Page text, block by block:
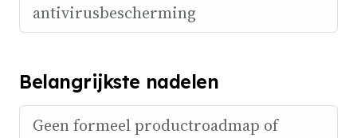
antivirusbescherming
Belangrijkste nadelen
Geen formeel productroadmap of